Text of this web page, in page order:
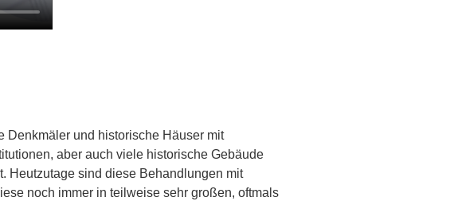
Denkmäler und historische Häuser mit
aber auch viele historische Gebäude
Heutzutage sind diese Behandlungen mit
noch immer in teilweise sehr großen, oftmals